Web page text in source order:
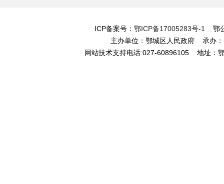
ICP备案号： 鄂ICP备17005283号-1
鄂
主办单位：鄂城区人民政府 承办
网站技术支持电话:027-60896105 地址：